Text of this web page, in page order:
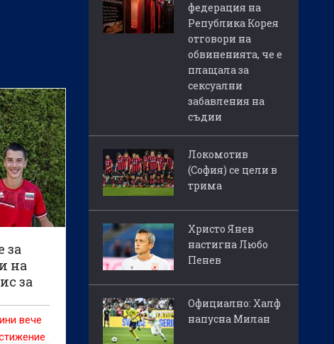
за
на
за
вече
федерация на
Република Корея
отговори на
обвиненията, че е
плащала за
сексуални
забавления на
съдии
Локомотив
(София) се цели в
трима
Христо Янев
настигна Любо
Пенев
Официално: Халф
напусна Милан